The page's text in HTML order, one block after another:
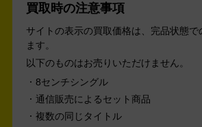
買取時の注意事項
サイトの表示の買取価格は、完品状態で
ます。
以下のものはお売りいただけません。
8センチシングル
通信販売によるセット商品
複数の同じタイトル